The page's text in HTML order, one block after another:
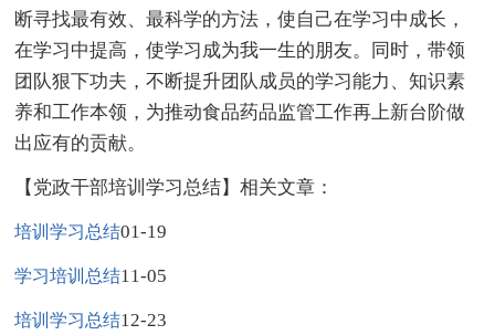
断寻找最有效、最科学的方法，使自己在学习中成长，
在学习中提高，使学习成为我一生的朋友。同时，带领
团队狠下功夫，不断提升团队成员的学习能力、知识素
养和工作本领，为推动食品药品监管工作再上新台阶做
出应有的贡献。
【党政干部培训学习总结】相关文章：
培训学习总结01-19
学习培训总结11-05
培训学习总结12-23